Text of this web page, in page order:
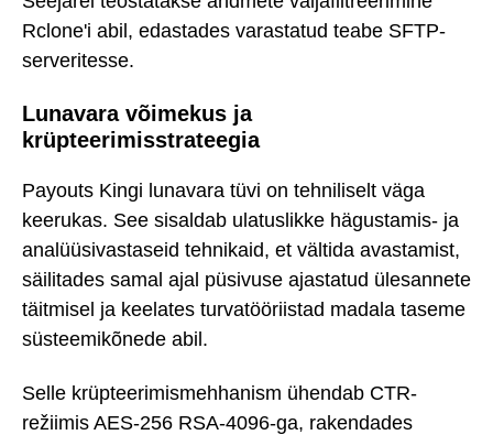
Rclone'i abil, edastades varastatud teabe SFTP-
serveritesse.
Lunavara võimekus ja
krüpteerimisstrateegia
Payouts Kingi lunavara tüvi on tehniliselt väga
keerukas. See sisaldab ulatuslikke hägustamis- ja
analüüsivastaseid tehnikaid, et vältida avastamist,
säilitades samal ajal püsivuse ajastatud ülesannete
täitmisel ja keelates turvatööriistad madala taseme
süsteemikõnede abil.
Selle krüpteerimismehhanism ühendab CTR-
režiimis AES-256 RSA-4096-ga, rakendades